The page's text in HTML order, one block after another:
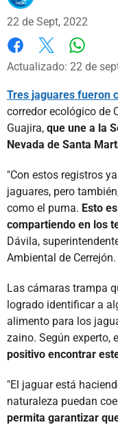
22 de Sept, 2022
Facebook
X
Actualizado: 22 de
Tres jaguares fueron
corredor ecológico de
Guajira, que une a la
Nevada de Santa
"Con estos registros
jaguares, pero
como el puma. Esto
compartiendo en los
Dávila,
Ambiental de Cerrejón.
Las cámaras trampa
logrado identificar a
alimento para los
zaino. Según experto,
positivo encontrar
"El jaguar está
naturaleza puedan
permita garantizar